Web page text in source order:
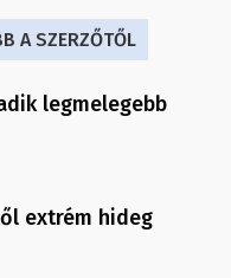
A SZERZŐTŐL
legmelegebb
extrém hideg